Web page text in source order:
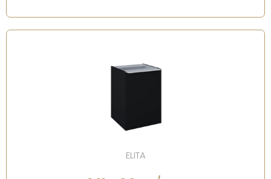
ELITA